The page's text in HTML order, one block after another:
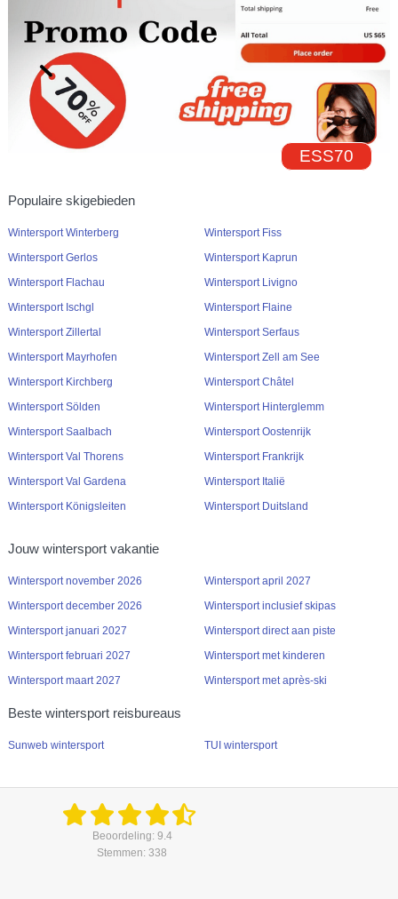
ESS70
Populaire skigebieden
Wintersport Winterberg
Wintersport Gerlos
Wintersport Flachau
Wintersport Ischgl
Wintersport Zillertal
Wintersport Mayrhofen
Wintersport Kirchberg
Wintersport Sölden
Wintersport Saalbach
Wintersport Val Thorens
Wintersport Val Gardena
Wintersport Königsleiten
Wintersport Fiss
Wintersport Kaprun
Wintersport Livigno
Wintersport Flaine
Wintersport Serfaus
Wintersport Zell am See
Wintersport Châtel
Wintersport Hinterglemm
Wintersport Oostenrijk
Wintersport Frankrijk
Wintersport Italië
Wintersport Duitsland
Jouw wintersport vakantie
Wintersport november 2026
Wintersport december 2026
Wintersport januari 2027
Wintersport februari 2027
Wintersport maart 2027
Wintersport april 2027
Wintersport inclusief skipas
Wintersport direct aan piste
Wintersport met kinderen
Wintersport met après-ski
Beste wintersport reisbureaus
Sunweb wintersport TUI wintersport
Beoordeling: 9.4
Stemmen: 338